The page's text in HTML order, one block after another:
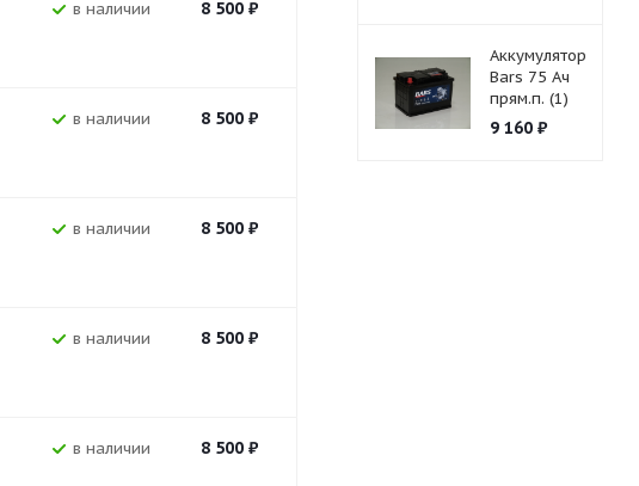
В наличии 8 500₽
В наличии 8 500₽
В наличии 8 500₽
В наличии 8 500₽
В наличии 8 500₽
Аккумулятор
Bars 75 Ач
прям.п. (1)
9 160₽